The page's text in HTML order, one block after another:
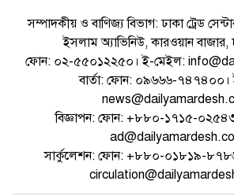
সম্পাদকীয় ও বাণিজ্য বিভাগ: ঢাকা ট্রেড
ইসলাম অ্যাভিনিউ, কারওয়ান বাজার,
ফোন: ০২-৫৫০১২২৫০। ই-মেইল:
বার্তা: ফোন: ০৯৬৬৬-
বিজ্ঞাপন: ফোন: +৮৮০-১৭১৫-
সার্কুলেশন: ফোন: +৮৮০-০১৮১৯-